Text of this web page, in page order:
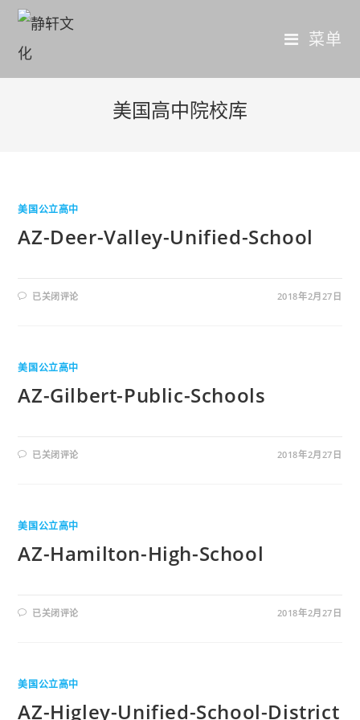
菜单
美国高中院校库
美国公立高中
AZ-Deer-Valley-Unified-School
已关闭评论 2018年2月27日
美国公立高中
AZ-Gilbert-Public-Schools
已关闭评论 2018年2月27日
美国公立高中
AZ-Hamilton-High-School
已关闭评论 2018年2月27日
美国公立高中
AZ-Higley-Unified-School-District